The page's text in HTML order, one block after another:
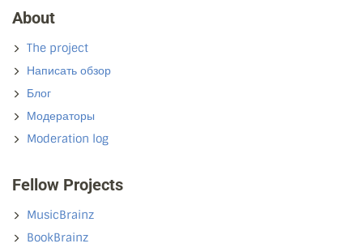
About
The project
Написать обзор
Блог
Модераторы
Moderation log
Fellow Projects
MusicBrainz
BookBrainz